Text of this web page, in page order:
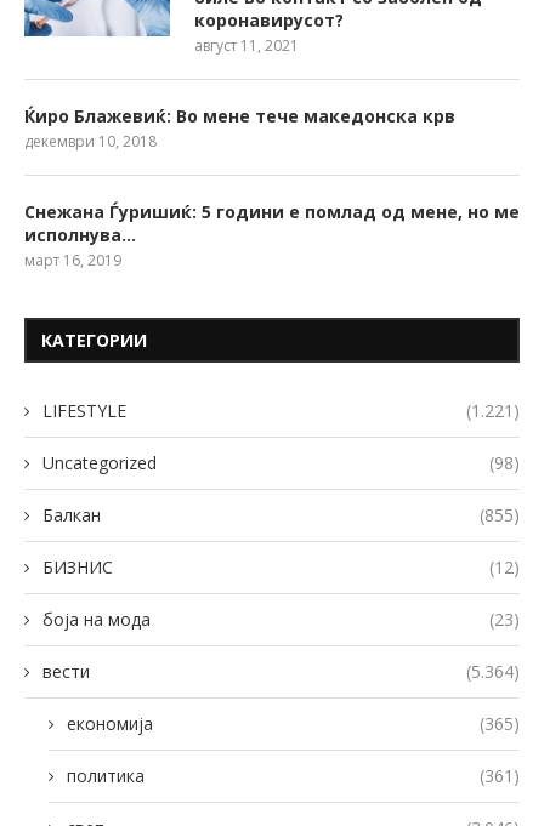
коронавирусот?
август 11, 2021
Ќиро Блажевиќ: Во мене тече македонска крв
декември 10, 2018
Снежана Ѓуришиќ: 5 години е помлад од мене, но ме
исполнува…
март 16, 2019
КАТЕГОРИИ
LIFESTYLE (1.221)
Uncategorized (98)
Балкан (855)
БИЗНИС (12)
боја на мода (23)
вести (5.364)
економија (365)
политика (361)